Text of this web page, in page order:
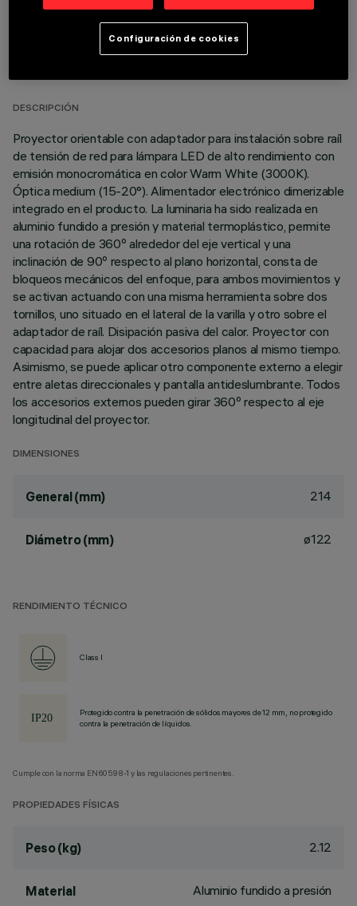
DATOS TÉCNICOS
DESCRIPCIÓN
Proyector orientable con adaptador para instalación sobre raíl
de tensión de red para lámpara LED de alto rendimiento con
emisión monocromática en color Warm White (3000K).
Óptica medium (15-20°). Alimentador electrónico dimerizable
integrado en el producto. La luminaria ha sido realizada en
aluminio fundido a presión y material termoplástico, permite
una rotación de 360º alrededor del eje vertical y una
inclinación de 90º respecto al plano horizontal, consta de
bloqueos mecánicos del enfoque, para ambos movimientos y
se activan actuando con una misma herramienta sobre dos
tornillos, uno situado en el lateral de la varilla y otro sobre el
adaptador de raíl. Disipación pasiva del calor. Proyector con
capacidad para alojar dos accesorios planos al mismo tiempo.
Asimismo, se puede aplicar otro componente externo a elegir
entre aletas direccionales y pantalla antideslumbrante. Todos
los accesorios externos pueden girar 360º respecto al eje
longitudinal del proyector.
DIMENSIONES
General (mm) 214
Diámetro (mm) ø122
RENDIMIENTO TÉCNICO
Class I
Protegido contra la penetración de sólidos mayores de 12 mm, no protegido
contra la penetración de líquidos.
Cumple con la norma EN60598-1 y las regulaciones pertinentes.
PROPIEDADES FÍSICAS
Peso (kg) 2.12
Material Aluminio fundido a presión
Configuración de cookies